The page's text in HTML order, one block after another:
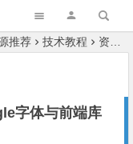
推荐 技术教程 资源推荐
字体与前端库